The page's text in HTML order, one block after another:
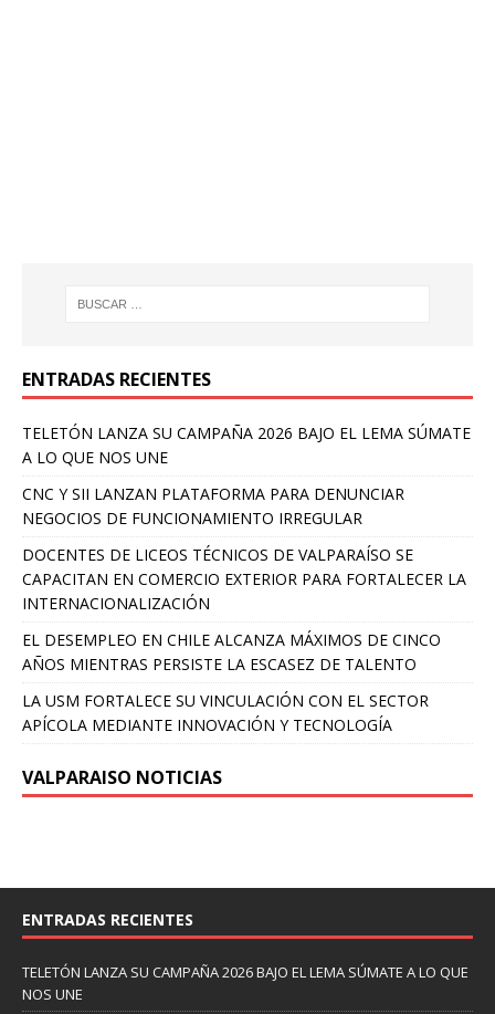
ENTRADAS RECIENTES
TELETÓN LANZA SU CAMPAÑA 2026 BAJO EL LEMA SÚMATE
A LO QUE NOS UNE
CNC Y SII LANZAN PLATAFORMA PARA DENUNCIAR
NEGOCIOS DE FUNCIONAMIENTO IRREGULAR
DOCENTES DE LICEOS TÉCNICOS DE VALPARAÍSO SE
CAPACITAN EN COMERCIO EXTERIOR PARA FORTALECER LA
INTERNACIONALIZACIÓN
EL DESEMPLEO EN CHILE ALCANZA MÁXIMOS DE CINCO
AÑOS MIENTRAS PERSISTE LA ESCASEZ DE TALENTO
LA USM FORTALECE SU VINCULACIÓN CON EL SECTOR
APÍCOLA MEDIANTE INNOVACIÓN Y TECNOLOGÍA
VALPARAISO NOTICIAS
ENTRADAS RECIENTES
TELETÓN LANZA SU CAMPAÑA 2026 BAJO EL LEMA SÚMATE A LO QUE
NOS UNE